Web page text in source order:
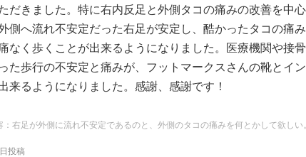
だきました。特に右内反足と外側タコの痛みの改善を中
側へ流れ不安定だった右足が安定し、酷かったタコの痛
なく歩くことが出来るようになりました。医療機関や接
た歩行の不安定と痛みが、フットマークスさんの靴とイ
来るようになりました。感謝、感謝です！
右足が外側に流れ不安定であるのと、外側のタコの痛みを何とかして欲しい。
投稿